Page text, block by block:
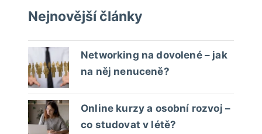
Nejnovější články
Networking na dovolené – jak
na něj nenuceně?
Online kurzy a osobní rozvoj –
co studovat v létě?